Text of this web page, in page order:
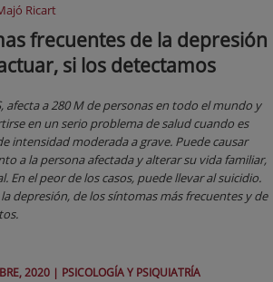
Ricart
frecuentes de la depresión
si los detectamos
afecta a 280 M de personas en todo el mundo y
en un serio problema de salud cuando es
intensidad moderada a grave. Puede causar
a la persona afectada y alterar su vida familiar,
En el peor de los casos, puede llevar al suicidio.
depresión, de los síntomas más frecuentes y de
, 2020 | PSICOLOGÍA Y PSIQUIATRÍA